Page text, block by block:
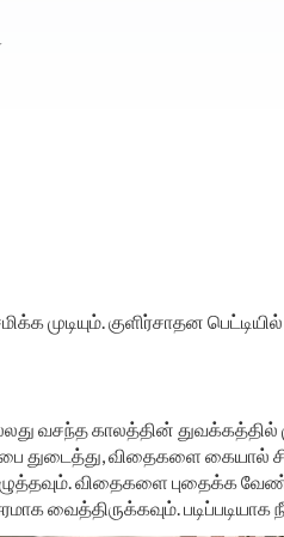
முடியும். குளிர்சாதன
வசந்த காலத்தின் துவக்கத்தில்
விதைகளை கையால்
விதைகளை புதைக்க
படிப்படியாக